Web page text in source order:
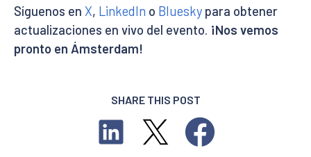
Síguenos en X, LinkedIn o Bluesky para obtener
actualizaciones en vivo del evento. ¡Nos vemos
pronto en Ámsterdam!
SHARE THIS POST